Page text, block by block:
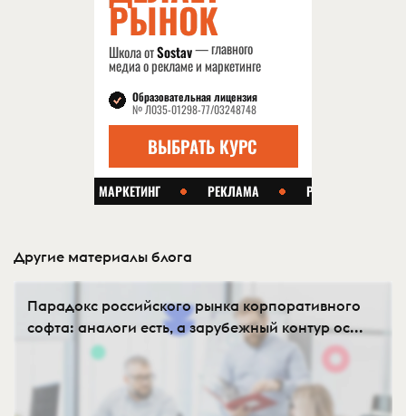
Другие материалы блога
Парадокс российского рынка корпоративного
софта: аналоги есть, а зарубежный контур ос...